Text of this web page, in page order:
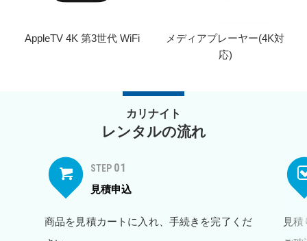
AppleTV 4K 第3世代 WiFi
メディアプレーヤー(4K対
応)
カリナイト
レンタルの流れ
STEP 01
見積申込
商品を見積カートに入れ、手続きを完了くだ
見